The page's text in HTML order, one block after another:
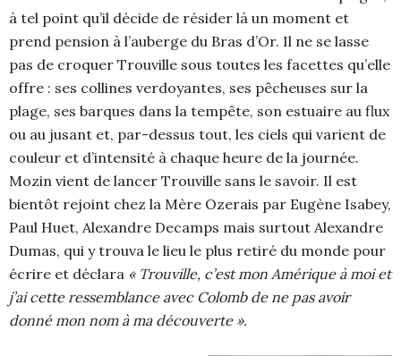
à tel point qu’il décide de résider là un moment et
prend pension à l’auberge du Bras d’Or. Il ne se lasse
pas de croquer Trouville sous toutes les facettes qu’elle
offre : ses collines verdoyantes, ses pêcheuses sur la
plage, ses barques dans la tempête, son estuaire au flux
ou au jusant et, par-dessus tout, les ciels qui varient de
couleur et d’intensité à chaque heure de la journée.
Mozin vient de lancer Trouville sans le savoir. Il est
bientôt rejoint chez la Mère Ozerais par Eugène Isabey,
Paul Huet, Alexandre Decamps mais surtout Alexandre
Dumas, qui y trouva le lieu le plus retiré du monde pour
écrire et déclara « Trouville, c’est mon Amérique à moi et
j’ai cette ressemblance avec Colomb de ne pas avoir
donné mon nom à ma découverte ».